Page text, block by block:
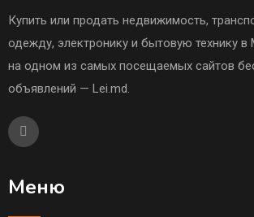
Купить или продать недвижимость,
одежду, электронику и бытовую технику
на одном из самых посещаемых сайтов
объявлений — Lei.md.
Меню